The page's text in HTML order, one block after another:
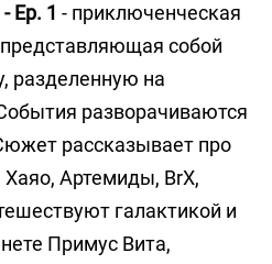
Ep. 1 - приключенческая
собой
разделенную на
разворачиваются
рассказывает про
Артемиды, BrX,
галактикой и
Примус Вита,